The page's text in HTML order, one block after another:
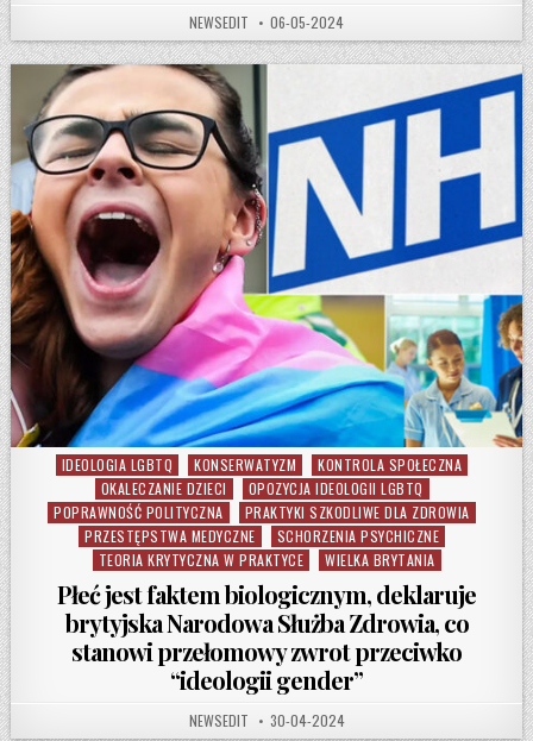
AUTHOR:
NEWSEDIT PUBLISHED DATE:
06-05-2024
Posted in
IDEOLOGIA LGBTQ KONSERWATYZM
KONTROLA SPOŁECZNA
OKALECZANIE DZIECI
OPOZYCJA IDEOLOGII LGBTQ
POPRAWNOŚĆ POLITYCZNA
PRAKTYKI SZKODLIWE DLA ZDROWIA
PRZESTĘPSTWA MEDYCZNE
SCHORZENIA PSYCHICZNE
TEORIA KRYTYCZNA W PRAKTYCE
WIELKA BRYTANIA
Płeć jest faktem biologicznym, deklaruje
brytyjska Narodowa Służba Zdrowia, co
stanowi przełomowy zwrot przeciwko
“ideologii gender”
AUTHOR:
NEWSEDIT PUBLISHED DATE:
30-04-2024